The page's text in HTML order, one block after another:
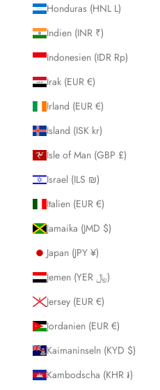
Honduras (HNL L)
Indien (INR ₹)
Indonesien (IDR Rp)
Irak (EUR €)
Irland (EUR €)
Island (ISK kr)
Isle of Man (GBP £)
Israel (ILS ₪)
Italien (EUR €)
Jamaika (JMD $)
Japan (JPY ¥)
Jemen (YER ﷼)
Jersey (EUR €)
Jordanien (EUR €)
Kaimaninseln (KYD $)
Kambodscha (KHR ៛)